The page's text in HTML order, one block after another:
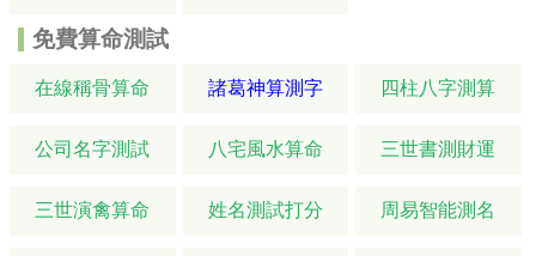
免費算命測試
在線稱骨算命 諸葛神算測字 四柱八字測算
公司名字測試 八宅風水算命 三世書測財運
三世演禽算命 姓名測試打分 周易智能測名